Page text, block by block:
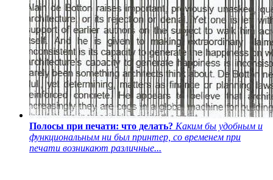
Полосы при печати: что делать? Каким бы удобным и
функциональным ни был принтер, со временем при
печати возникают различные...